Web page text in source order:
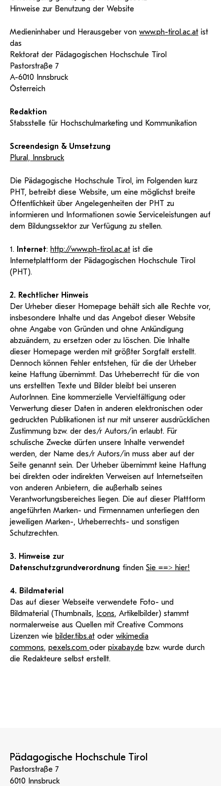
Hinweise zur Benutzung der Website
Medieninhaber und Herausgeber von www.ph-tirol.ac.at ist
das
Rektorat der Pädagogischen Hochschule Tirol
Pastorstraße 7
A-6010 Innsbruck
Österreich
Redaktion
Stabsstelle für Hochschulmarketing und Kommunikation
Screendesign & Umsetzung
Plural, Innsbruck
Die Pädagogische Hochschule Tirol, im Folgenden kurz
PHT, betreibt diese Website, um eine möglichst breite
Öffentlichkeit über Angelegenheiten der PHT zu
informieren und Informationen sowie Serviceleistungen auf
dem Bildungssektor zur Verfügung zu stellen.
1. Internet: http://www.ph-tirol.ac.at ist die
Internetplattform der Pädagogischen Hochschule Tirol
(PHT).
2. Rechtlicher Hinweis
Der Urheber dieser Homepage behält sich alle Rechte vor,
insbesondere Inhalte und das Angebot dieser Website
ohne Angabe von Gründen und ohne Ankündigung
abzuändern, zu ersetzen oder zu löschen. Die Inhalte
dieser Homepage werden mit größter Sorgfalt erstellt.
Dennoch können Fehler entstehen, für die der Urheber
keine Haftung übernimmt. Das Urheberrecht für die von
uns erstellten Texte und Bilder bleibt bei unseren
AutorInnen. Eine kommerzielle Vervielfältigung oder
Verwertung dieser Daten in anderen elektronischen oder
gedruckten Publikationen ist nur mit unserer ausdrücklichen
Zustimmung bzw. der des/r Autors/in erlaubt. Für
schulische Zwecke dürfen unsere Inhalte verwendet
werden, der Name des/r Autors/in muss aber auf der
Seite genannt sein. Der Urheber übernimmt keine Haftung
bei direkten oder indirekten Verweisen auf Internetseiten
von anderen Anbietern, die außerhalb seines
Verantwortungsbereiches liegen. Die auf dieser Plattform
angeführten Marken- und Firmennamen unterliegen den
jeweiligen Marken-, Urheberrechts- und sonstigen
Schutzrechten.
3. Hinweise zur
Datenschutzgrundverordnung finden Sie ==> hier!
4. Bildmaterial
Das auf dieser Webseite verwendete Foto- und
Bildmaterial (Thumbnails, Icons, Artikelbilder) stammt
normalerweise aus Quellen mit Creative Commons
Lizenzen wie bilder.tibs.at oder wikimedia
commons, pexels.com oder pixabay.de bzw. wurde durch
die Redakteure selbst erstellt.
Pädagogische Hochschule Tirol
Pastorstraße 7
6010 Innsbruck
recherchierte Kurzvideos und
Dokumentationen in
Support
wissenschaftlichen Arbeiten
Antragsformular
Web-basiertes Tool zum
Dateien.
ServiceWebHilfe
Forschungsanträge, Formulare,
…
Support-Webadmin
PH Online Hilfe
Hilfe & Support
Bitte kontaktieren Sie unsere Mitarbeiter:innen nicht über
die persönliche Mailadresse, sondern über den oben
angegebenen Hilfebutton.
Service
Ideen und Verbesserungen Campus
Login Webredaktion